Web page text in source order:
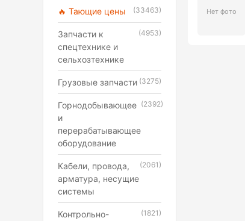
🔥 Тающие цены (33463)
Запчасти к
спецтехнике и
сельхозтехнике
(4953)
Грузовые запчасти (3275)
Горнодобывающее
и
перерабатывающее
оборудование
(2392)
Кабели, провода,
арматура, несущие
системы
(2061)
Контрольно-
(1821)
Нет фото